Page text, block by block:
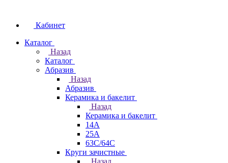
Кабинет
Каталог
Назад
Каталог
Абразив
Назад
Абразив
Керамика и бакелит
Назад
Керамика и бакелит
14А
25А
63С/64С
Круги зачистные
Назад